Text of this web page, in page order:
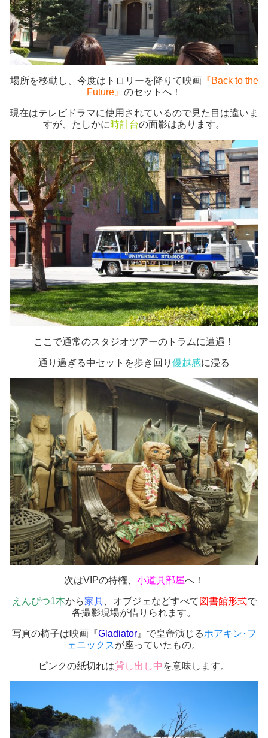
場所を移動し、今度はトロリーを降りて映画『Back to the
Future』 のセットへ！
現在はテレビドラマに使用されているので見た目は違いま
すが、たしかに時計台の面影はあります。
ここで通常のスタジオツアーのトラムに遭遇！
通り過ぎる中セットを歩き回り 優越感に浸る
次はVIPの特権、 小道具部屋へ！
えんぴつ1本から家具、オブジェなどすべて 図書館形式で
各撮影現場が借りられます。
写真の椅子は映画『Gladiator』で皇帝演じるホアキン･フ
ェニックスが座っていたもの。
ピンクの紙切れは貸し出し中 を意味します。